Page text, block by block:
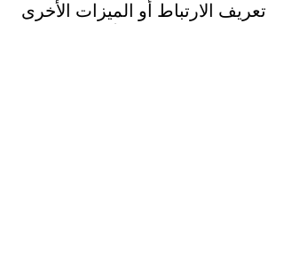
تعريف الارتباط أو الميزات الأخرى